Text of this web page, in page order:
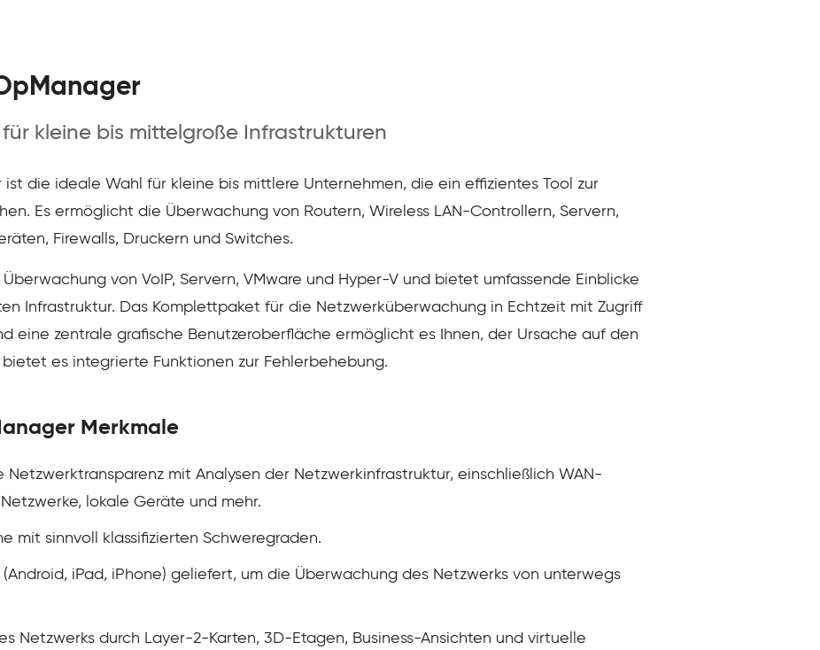
kleine bis mittelgroße Infrastrukturen
ist die ideale Wahl für kleine bis mittlere Unternehmen, die ein effizientes Tool zur
Es ermöglicht die Überwachung von Routern, Wireless LAN-Controllern, Servern,
Firewalls, Druckern und Switches.
von VoIP, Servern, VMware und Hyper-V und bietet umfassende Einblicke
Infrastruktur. Das Komplettpaket für die Netzwerküberwachung in Echtzeit mit Zugriff
eine zentrale grafische Benutzeroberfläche ermöglicht es Ihnen, der Ursache auf den
es integrierte Funktionen zur Fehlerbehebung.
Merkmale
mit Analysen der Netzwerkinfrastruktur, einschließlich WAN-
lokale Geräte und mehr.
mit sinnvoll klassifizierten Schweregraden.
iPad, iPhone) geliefert, um die Überwachung des Netzwerks von unterwegs
Netzwerks durch Layer-2-Karten, 3D-Etagen, Business-Ansichten und virtuelle